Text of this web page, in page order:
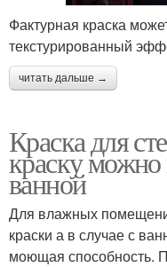
Фактурная краска
текстурированный
читать дальше →
Краска для
краску можно
ванной
Для влажных
краски а в случае с
моющая способность.